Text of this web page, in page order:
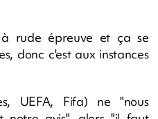
à rude épreuve et ça se
donc c'est aux instances
UEFA, Fifa) ne "nous